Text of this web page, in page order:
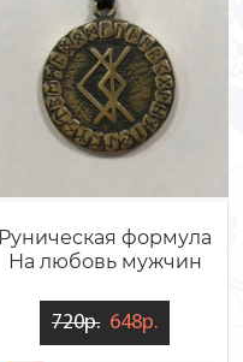
Руническая формула
На любовь мужчин
720р. 648р.